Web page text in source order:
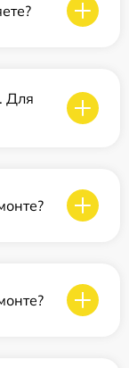
Для